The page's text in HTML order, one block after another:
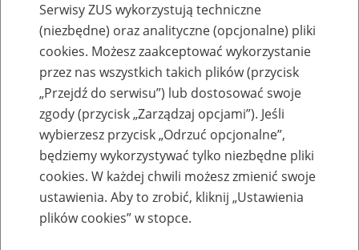
Przepraszamy,
podana strona nie została znaleziona.
Błąd 404
Przejdź do strony głównej
Serwisy ZUS wykorzystują techniczne
(niezbędne) oraz analityczne (opcjonalne) pliki
cookies. Możesz zaakceptować wykorzystanie
przez nas wszystkich takich plików (przycisk
„Przejdź do serwisu”) lub dostosować swoje
zgody (przycisk „Zarządzaj opcjami”). Jeśli
wybierzesz przycisk „Odrzuć opcjonalne”,
będziemy wykorzystywać tylko niezbędne pliki
cookies. W każdej chwili możesz zmienić swoje
ustawienia. Aby to zrobić, kliknij „Ustawienia
plików cookies” w stopce.